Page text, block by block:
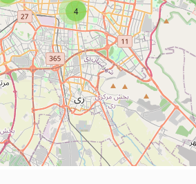
4